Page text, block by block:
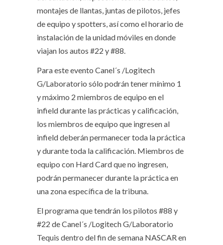
montajes de llantas, juntas de pilotos, jefes
de equipo y spotters, así como el horario de
instalación de la unidad móviles en donde
viajan los autos #22 y #88.
Para este evento Canel´s /Logitech
G/Laboratorio sólo podrán tener mínimo 1
y máximo 2 miembros de equipo en el
infield durante las prácticas y calificación,
los miembros de equipo que ingresen al
infield deberán permanecer toda la práctica
y durante toda la calificación. Miembros de
equipo con Hard Card que no ingresen,
podrán permanecer durante la práctica en
una zona específica de la tribuna.
El programa que tendrán los pilotos #88 y
#22 de Canel´s /Logitech G/Laboratorio
Tequis dentro del fin de semana NASCAR en